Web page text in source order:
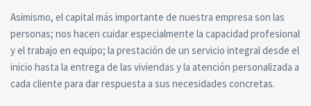
Asimismo, el capital más importante de nuestra empresa son las
personas; nos hacen cuidar especialmente la capacidad profesional
y el trabajo en equipo; la prestación de un servicio integral desde el
inicio hasta la entrega de las viviendas y la atención personalizada a
cada cliente para dar respuesta a sus necesidades concretas.